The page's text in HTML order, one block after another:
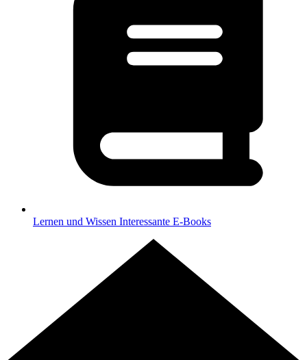
Lernen und Wissen Interessante E-Books